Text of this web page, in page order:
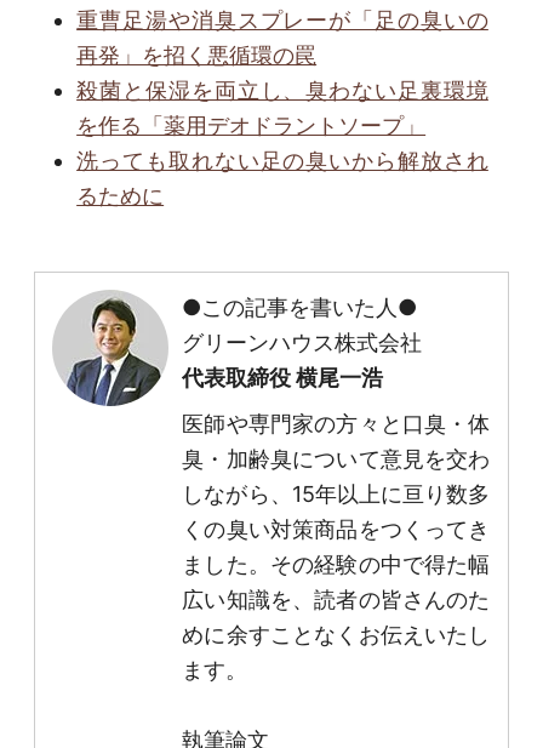
重曹足湯や消臭スプレーが「足の臭いの
再発」を招く悪循環の罠
殺菌と保湿を両立し、臭わない足裏環境
を作る「薬用デオドラントソープ」
洗っても取れない足の臭いから解放され
るために
●この記事を書いた人●
グリーンハウス株式会社
代表取締役 横尾一浩
医師や専門家の方々と口臭・体
臭・加齢臭について意見を交わ
しながら、15年以上に亘り数多
くの臭い対策商品をつくってき
ました。その経験の中で得た幅
広い知識を、読者の皆さんのた
めに余すことなくお伝えいたし
ます。
執筆論文